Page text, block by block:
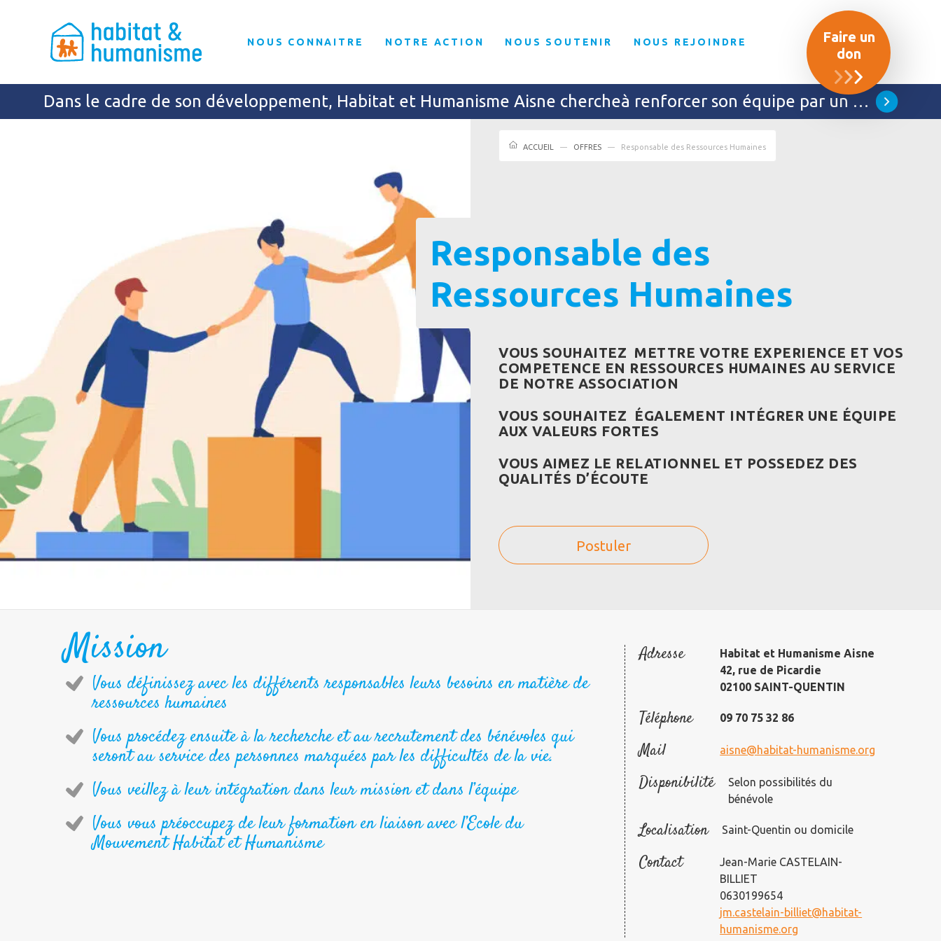
NOUS CONNAITRE NOTRE ACTION NOUS SOUTENIR NOUS REJOINDRE
Faire un
don
Dans le cadre de son développement, Habitat et Humanisme Aisne chercheà renforcer son équipe par un …
ACCUEIL OFFRES Responsable des Ressources Humaines
Responsable des
Ressources Humaines
VOUS SOUHAITEZ METTRE VOTRE EXPERIENCE ET VOS
COMPETENCE EN RESSOURCES HUMAINES AU SERVICE
DE NOTRE ASSOCIATION
VOUS SOUHAITEZ ÉGALEMENT INTÉGRER UNE ÉQUIPE
AUX VALEURS FORTES
VOUS AIMEZ LE RELATIONNEL ET POSSEDEZ DES
QUALITÉS D’ÉCOUTE
Postuler
Mission
Vous définissez avec les différents responsables leurs besoins en matière de
ressources humaines
Vous procédez ensuite à la recherche et au recrutement des bénévoles qui
seront au service des personnes marquées par les difficultés de la vie.
Vous veillez à leur intégration dans leur mission et dans l’équipe
Vous vous préoccupez de leur formation en liaison avec l’Ecole du
Mouvement Habitat et Humanisme
Adresse
Habitat et Humanisme Aisne
42, rue de Picardie
02100 SAINT-QUENTIN
Téléphone 09 70 75 32 86
Mail aisne@habitat-humanisme.org
Disponibilité
Selon possibilités du
bénévole
Localisation Saint-Quentin ou domicile
Contact
Jean-Marie CASTELAIN-
BILLIET
0630199654
jm.castelain-billiet@habitat-
humanisme.org